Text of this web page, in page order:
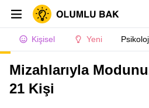
Kişisel Yeni
Mizahlarıyla
21 Kişi